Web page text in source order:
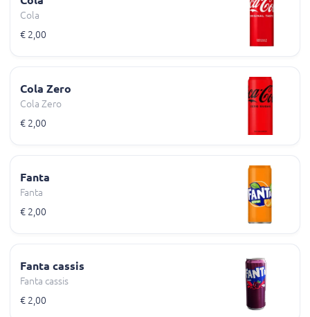
Cola
€ 2,00
Cola Zero
Cola Zero
€ 2,00
Fanta
Fanta
€ 2,00
Fanta cassis
Fanta cassis
€ 2,00